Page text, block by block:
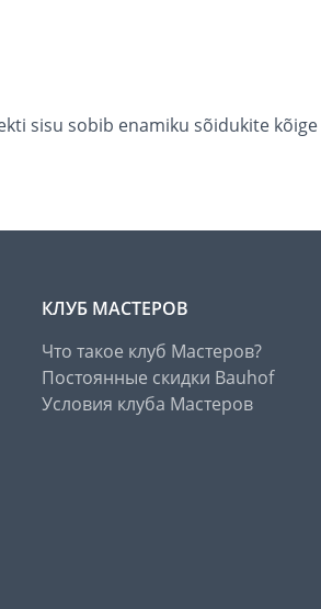
sisu sobib enamiku sõidukite
КЛУБ МАСТЕРОВ
Что такое клуб Мастеров?
Постоянные скидки Bauhof
Условия клуба Мастеров